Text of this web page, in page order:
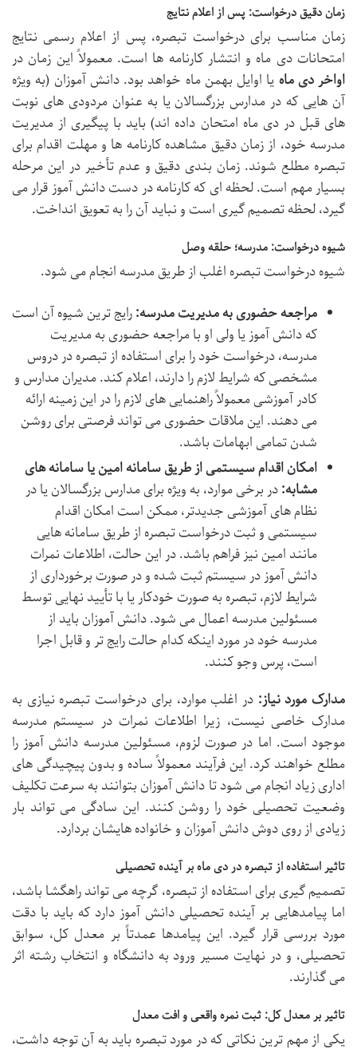
زمان دقیق درخواست: پس از اعلام نتایج
زمان مناسب برای درخواست تبصره، پس از اعلام رسمی نتایج
امتحانات دی ماه و انتشار کارنامه ها است. معمولاً این زمان در
اواخر دی ماه یا اوایل بهمن ماه خواهد بود. دانش آموزان (به ویژه
آن هایی که در مدارس بزرگسالان یا به عنوان مردودی های نوبت
های قبل در دی ماه امتحان داده اند) باید با پیگیری از مدیریت
مدرسه خود، از زمان دقیق مشاهده کارنامه ها و مهلت اقدام برای
تبصره مطلع شوند. زمان بندی دقیق و عدم تأخیر در این مرحله
بسیار مهم است. لحظه ای که کارنامه در دست دانش آموز قرار می
گیرد، لحظه تصمیم گیری است و نباید آن را به تعویق انداخت.
شیوه درخواست: مدرسه؛ حلقه وصل
شیوه درخواست تبصره اغلب از طریق مدرسه انجام می شود.
مراجعه حضوری به مدیریت مدرسه:رایج ترین شیوه آن است
که دانش آموز یا ولی او با مراجعه حضوری به مدیریت
مدرسه، درخواست خود را برای استفاده از تبصره در دروس
مشخصی که شرایط لازم را دارند، اعلام کند. مدیران مدارس و
کادر آموزشی معمولاً راهنمایی های لازم را در این زمینه ارائه
می دهند. این ملاقات حضوری می تواند فرصتی برای روشن
شدن تمامی ابهامات باشد.
امکان اقدام سیستمی از طریق سامانه امین یا سامانه های
مشابه:در برخی موارد، به ویژه برای مدارس بزرگسالان یا در
نظام های آموزشی جدیدتر، ممکن است امکان اقدام
سیستمی و ثبت درخواست تبصره از طریق سامانه هایی
مانند امین نیز فراهم باشد. در این حالت، اطلاعات نمرات
دانش آموز در سیستم ثبت شده و در صورت برخورداری از
شرایط لازم، تبصره به صورت خودکار یا با تأیید نهایی توسط
مسئولین مدرسه اعمال می شود. دانش آموزان باید از
مدرسه خود در مورد اینکه کدام حالت رایج تر و قابل اجرا
است، پرس وجو کنند.
مدارک مورد نیاز: در اغلب موارد، برای درخواست تبصره نیازی به
مدارک خاصی نیست، زیرا اطلاعات نمرات در سیستم مدرسه
موجود است. اما در صورت لزوم، مسئولین مدرسه دانش آموز را
مطلع خواهند کرد. این فرآیند معمولاً ساده و بدون پیچیدگی های
اداری زیاد انجام می شود تا دانش آموزان بتوانند به سرعت تکلیف
وضعیت تحصیلی خود را روشن کنند. این سادگی می تواند بار
زیادی از روی دوش دانش آموزان و خانواده هایشان بردارد.
تاثیر استفاده از تبصره در دی ماه بر آینده تحصیلی
تصمیم گیری برای استفاده از تبصره، گرچه می تواند راهگشا باشد،
اما پیامدهایی بر آینده تحصیلی دانش آموز دارد که باید با دقت
مورد بررسی قرار گیرد. این پیامدها عمدتاً بر معدل کل، سوابق
تحصیلی، و در نهایت مسیر ورود به دانشگاه و انتخاب رشته اثر
می گذارند.
تاثیر بر معدل کل: ثبت نمره واقعی و افت معدل
یکی از مهم ترین نکاتی که در مورد تبصره باید به آن توجه داشت،